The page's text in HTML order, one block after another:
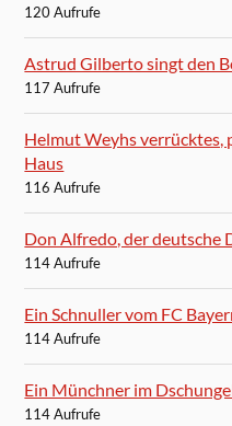
120 Aufrufe
Astrud Gilberto singt den
117 Aufrufe
Helmut Weyhs verrücktes,
Haus
116 Aufrufe
Don Alfredo, der deutsche
114 Aufrufe
Ein Schnuller vom FC
114 Aufrufe
Ein Münchner im
114 Aufrufe